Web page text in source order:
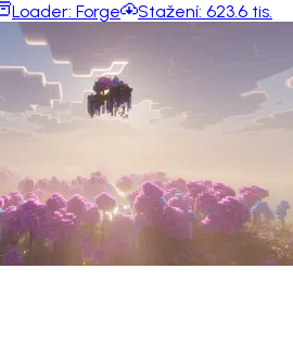
Loader: Forge Stažení: 623.6 tis.